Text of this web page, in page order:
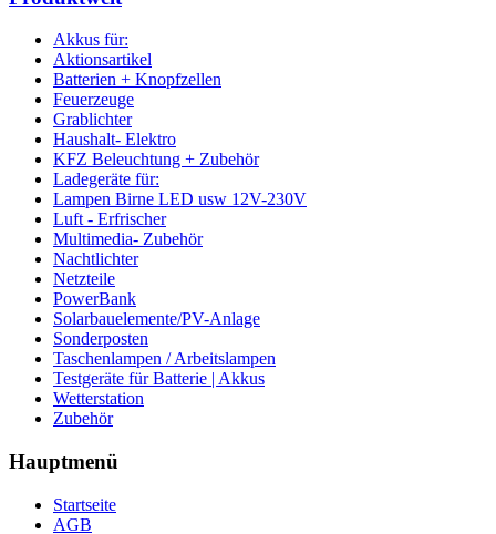
Akkus für:
Aktionsartikel
Batterien + Knopfzellen
Feuerzeuge
Grablichter
Haushalt- Elektro
KFZ Beleuchtung + Zubehör
Ladegeräte für:
Lampen Birne LED usw 12V-230V
Luft - Erfrischer
Multimedia- Zubehör
Nachtlichter
Netzteile
PowerBank
Solarbauelemente/PV-Anlage
Sonderposten
Taschenlampen / Arbeitslampen
Testgeräte für Batterie | Akkus
Wetterstation
Zubehör
Hauptmenü
Startseite
AGB